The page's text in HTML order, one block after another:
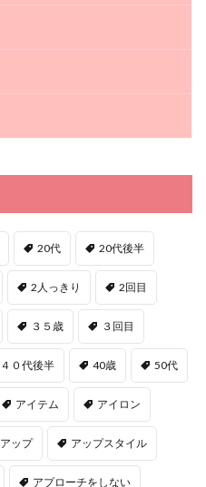
20代 20代後半
2人っきり 2回目
３５歳 ３回目
４０代後半 40歳 50代
アイテム アイロン
アップ アップスタイル
アプローチをしない